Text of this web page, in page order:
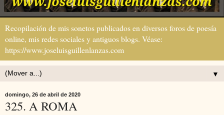
Recopilación de mis sonetos publicados en diversos foros de poesía
online, mis redes sociales y antiguos blogs. Véase:
https://www.joseluisguillenlanzas.com
▼
domingo, 26 de abril de 2020
325. A ROMA